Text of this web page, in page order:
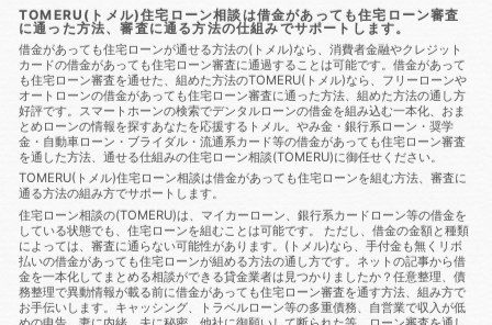
域
住宅ローン 住宅ローンに通る
住宅ローンに通る方
法
住宅ローンを組む 住宅ローン商品
住宅ローン審査
住宅ローン審査に通る
住宅ローン審査に通る方法
住宅ロー
ン相談
住宅購入 使用者責任 使用貸借 保佐人
個人
信用情報
個人民事再生 借地借家法 借地権 借金
借
金あってもローンに通る
借金あってもローンに通る方法
借
金あってもローン審査に通る
借金あってもローン審査に通る方
法
借金あっても住宅ローンに通る
借金あっても住宅ローン
に通る方法
借金あっても住宅ローン審査に通る
借金あって
も住宅ローン審査に通る方法
借金あっても審査に通った
借
金あっても審査に通る
借金あっても審査に通る方法
っても通る
借金あっても通る方法
借金があってもローンに
通る
借金があってもローンに通る方法
借金があってもロー
ン審査に通る
借金があってもローン審査に通る方法
借金が
あっても住宅ローンに通る
借金があっても住宅ローンに通る方
法
借金があっても住宅ローン審査に通る
借金があっても住
宅ローン審査に通る方法
借金があっても住宅ローン審査に通る
TOMERU(トメル)住宅ローン相談は借金があっても住宅ローン審査
に通った方法、審査に通る方法の仕組みでサポートします。
借金があっても住宅ローンが通せる方法の(トメル)なら、消費者金融やクレジット
カードの借金があっても住宅ローン審査に通過することは可能です。借金があって
も住宅ローン審査を通せた、組めた方法のTOMERU(トメル)なら、フリーローンや
オートローンの借金があっても住宅ローン審査に通った方法、組めた方法の通し方
好評です。スマートホーンの検索でデンタルローンの借金を組み込む一本化、おま
とめローンの情報を探すあなたを応援するトメル。やみ金・銀行系ローン・奨学
金・自動車ローン・ブライダル・流通系カード等の借金があっても住宅ローン審査
を通した方法、通せる仕組みの住宅ローン相談(TOMERU)に御任せください。
TOMERU(トメル)住宅ローン相談は借金があっても住宅ローンを組む方法、審査に
通る方法の組み方でサポートします。
住宅ローン相談の(TOMERU)は、マイカーローン、銀行系カードローン等の借金を
している状態でも、住宅ローンを組むことは可能です。 ただし、借金の金額と種類
によっては、審査に通らない可能性があります。(トメル)なら、手付金も無くリボ
払いの借金があっても住宅ローンが組める方法の通し方です。ネットの記事から借
金を一本化してまとめる相談ができる貸金業者は見つかりましたか？任意整理、債
務整理で異動情報が載る前に借金があっても住宅ローン審査を通す方法、組み方で
お手伝いします。キャッシング、トラベルローン等の多重債務、自営業で収入が低